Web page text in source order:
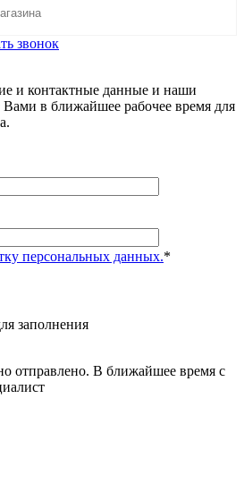
звонок
и контактные данные и наши
Вами в ближайшее рабочее время для
персональных данных.*
заполнения
отправлено. В ближайшее время с